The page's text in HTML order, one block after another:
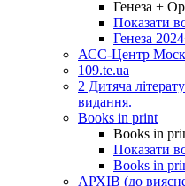
Генеза +
Показати
Генеза
АСС-Центр
109.te.ua
2 Дитяча
видання.
Books in print
Books in
Показати
Books in
АРХІВ (до